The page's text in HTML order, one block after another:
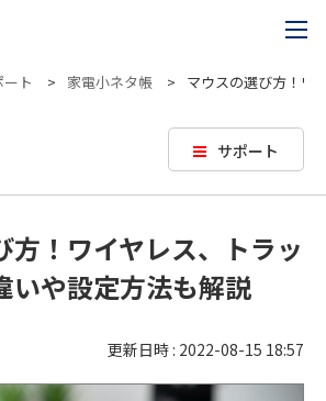
ト > 家電小ネタ帳 > マウスの選び方！ワ
サポート
方！ワイヤレス、トラッ
いや設定方法も解説
更新日時 : 2022-08-15 18:57